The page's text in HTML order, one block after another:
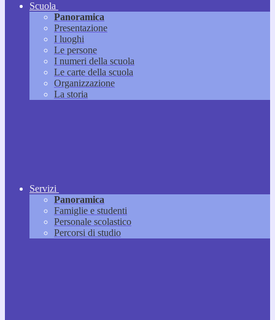
Scuola
Panoramica
Presentazione
I luoghi
Le persone
I numeri della scuola
Le carte della scuola
Organizzazione
La storia
Servizi
Panoramica
Famiglie e studenti
Personale scolastico
Percorsi di studio